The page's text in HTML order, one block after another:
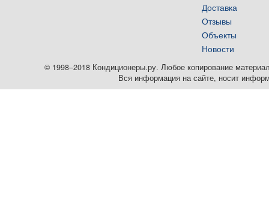
Доставка
Отзывы
Объекты
Новости
© 1998–2018 Кондиционеры.ру. Любое копирование
Вся информация на сайте, носит